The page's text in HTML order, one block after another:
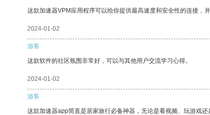
这款加速器VPM应用程序可以给你提供最高速度和安全性的连接，
2024-01-02
游客
这款软件的社区氛围非常好，可以与其他用户交流学习心得。
2024-01-02
游客
这款加速器app简直是居家旅行必备神器，无论是看视频、玩游戏